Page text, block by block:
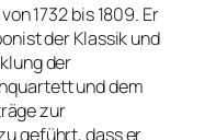
1732 bis 1809. Er
der Klassik und
der
und dem
zur
geführt, dass er